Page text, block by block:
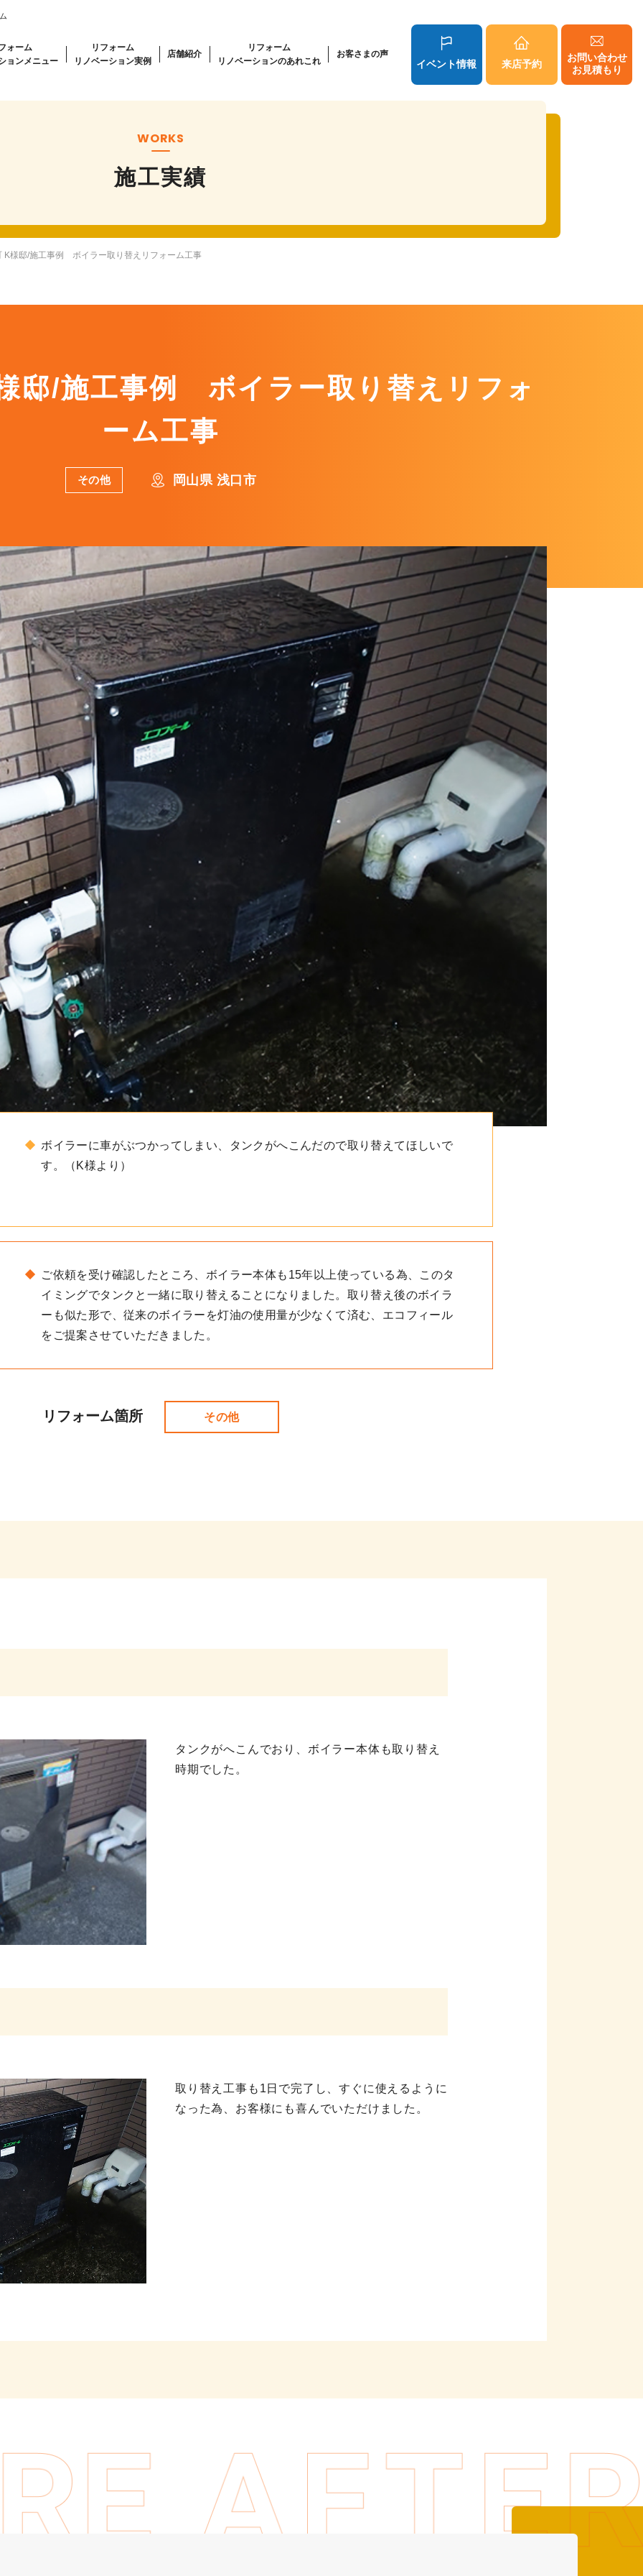
ォーム
ョンメニュー
リフォーム
リノベーション実例
店舗紹介
リフォーム
リノベーションのあれこれ
お客さまの声
イベント情報 来店予約
お問い合わせ
お見積もり
WORKS
施工実績
K様邸/施工事例 ボイラー取り替えリフォーム工事
邸/施工事例 ボイラー取り替えリフォ
ーム工事
その他 岡山県 浅口市
ボイラーに車がぶつかってしまい、タンクがへこんだので取り替えてほしいで
す。（K様より）
ご依頼を受け確認したところ、ボイラー本体も15年以上使っている為、このタ
イミングでタンクと一緒に取り替えることになりました。取り替え後のボイラ
ーも似た形で、従来のボイラーを灯油の使用量が少なくて済む、エコフィール
をご提案させていただきました。
リフォーム箇所 その他
タンクがへこんでおり、ボイラー本体も取り替え
時期でした。
取り替え工事も1日で完了し、すぐに使えるように
なった為、お客様にも喜んでいただけました。